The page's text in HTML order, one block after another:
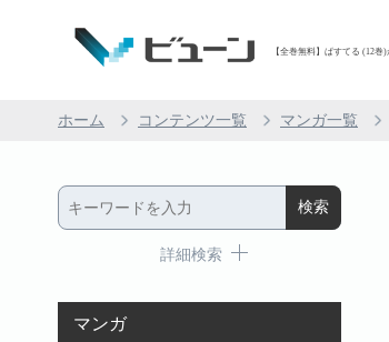
【全巻無料】ぱすてる (12
ホーム コンテンツ一覧 マンガ一覧
詳細検索
マンガ